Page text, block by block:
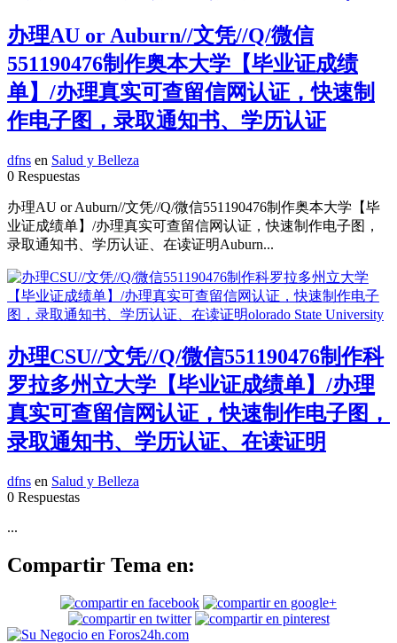
办理AU or Auburn//文凭//Q/微信
551190476制作奥本大学【毕业证成绩
单】/办理真实可查留信网认证，快速制
作电子图，录取通知书、学历认证
dfns en Salud y Belleza
0 Respuestas
办理AU or Auburn//文凭//Q/微信551190476制作奥本大学【毕
业证成绩单】/办理真实可查留信网认证，快速制作电子图，
录取通知书、学历认证、在读证明Auburn...
办理CSU//文凭//Q/微信551190476制作科
罗拉多州立大学【毕业证成绩单】/办理
真实可查留信网认证，快速制作电子图，
录取通知书、学历认证、在读证明
dfns en Salud y Belleza
0 Respuestas
...
Compartir Tema en: